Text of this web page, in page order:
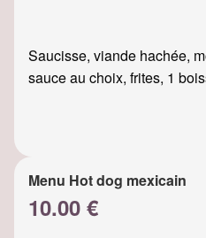
Saucisse, viande hachée,
sauce au choix, frites, 1
Menu Hot dog mexicain
10.00 €